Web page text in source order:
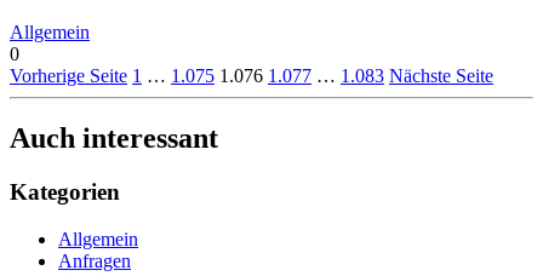
Allgemein
0
Vorherige Seite 1 … 1.075 1.076 1.077 … 1.083 Nächste Seite
Auch interessant
Kategorien
Allgemein
Anfragen